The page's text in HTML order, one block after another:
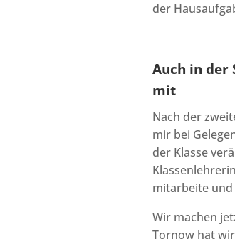
der
Auch in der
mit
Nach der
mir bei
der Klasse
mitarbeite
Wir machen
Tornow hat